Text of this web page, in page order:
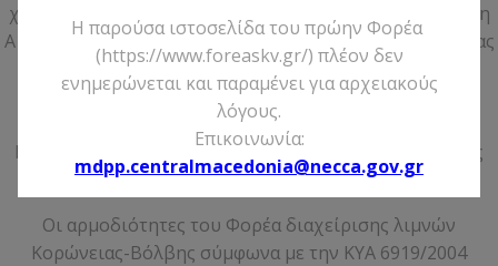
χαρακτηρίζονται Περιοχές Απόλυτης Προστασίας (Ζώνη
Α1 – Δάσος Απολλωνίας), Περιοχές Απόλυτης Προστασίας
και Περιοχές Προστασίας της Φύσης (Ζώνη Α2 –
Μακεδονικά Τέμπη). Επίσης χαρακτηρίζονται οι
Περιφερειακές Ζώνες Προστασίας (Περιοχή Β και
Περιοχή Γ) και καθορίζονται οι επιτρεπόμενες χρήσεις
και οι δραστηριότητες ανά περιοχή (βλέπε Χάρτη).
Οι αρμοδιότητες του Φορέα διαχείρισης λιμνών
Κορώνειας-Βόλβης σύμφωνα με την ΚΥΑ 6919/2004
Η παρούσα ιστοσελίδα του πρώην Φορέα
(https://www.foreaskv.gr/) πλέον δεν
ενημερώνεται και παραμένει για αρχειακούς
λόγους.
Επικοινωνία:
mdpp.centralmacedonia@necca.gov.gr